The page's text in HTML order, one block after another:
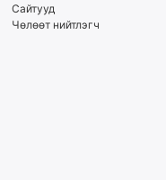
Сайтууд
Чөлөөт нийтлэгч